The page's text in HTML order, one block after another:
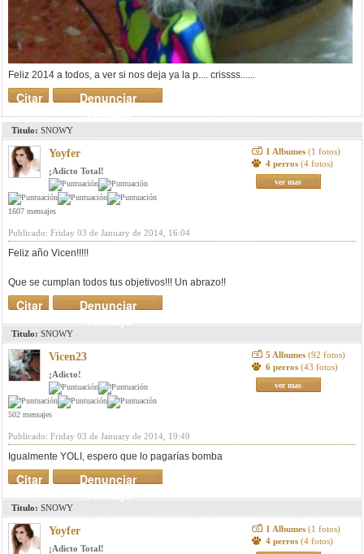
Feliz 2014 a todos, a ver si nos deja ya la p.... crissss......
Denunciar
mensaje
Citar
Titulo: SNOWY
Yoyfer
¡Adicto Total!
1607 mensajes
1 Albumes (1 fotos)
4 perros (4 fotos)
ver mas
Publicado: Friday 03 de January de 2014, 16:04
Feliz año Vicen!!!!!
Que se cumplan todos tus objetivos!!! Un abrazo!!
Denunciar
mensaje
Citar
Titulo: SNOWY
Vicen23
¡Adicto!
502 mensajes
5 Albumes (92 fotos)
6 perros (43 fotos)
ver mas
Publicado: Friday 03 de January de 2014, 19:49
Igualmente YOLI, espero que lo pagarías bomba
Denunciar
mensaje
Citar
Titulo: SNOWY
Yoyfer
¡Adicto Total!
1 Albumes (1 fotos)
4 perros (4 fotos)